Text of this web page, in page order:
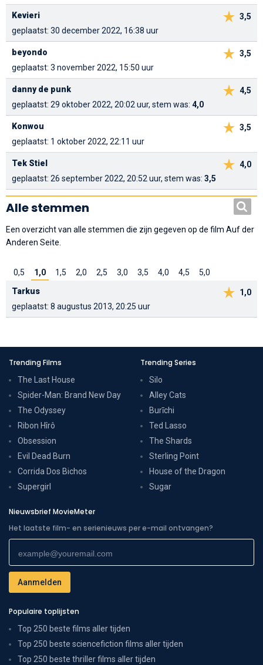
3,5
Kevieri
geplaatst: 30 december 2022, 16:38 uur
3,5
beyondo
geplaatst: 3 november 2022, 15:50 uur
4,5
danny de punk
geplaatst: 29 oktober 2022, 20:02 uur, stem was: 4,0
3,5
Konwou
geplaatst: 1 oktober 2022, 22:11 uur
4,0
Tek Stiel
geplaatst: 26 september 2022, 20:52 uur, stem was: 3,5
Alle stemmen
Een overzicht van alle stemmen die zijn gegeven op de film Auf der
Anderen Seite.
0,5 1,0 1,5 2,0 2,5 3,0 3,5 4,0 4,5 5,0
1,0
Tarkus
geplaatst: 8 augustus 2013, 20:25 uur
Trending Films
The Last House
Spider-Man: Brand New Day
The Odyssey
Ribon Hîrô
Obsession
Evil Dead Burn
Corrida Dos Bichos
Supergirl
Trending Series
Silo
Alley Cats
Burīchi
Ted Lasso
The Shards
Sterling Point
House of the Dragon
Sugar
Nieuwsbrief MovieMeter
Het laatste film- en serienieuws per e-mail ontvangen?
Populaire toplijsten
Top 250 beste films aller tijden
Top 250 beste sciencefiction films aller tijden
Top 250 beste thriller films aller tijden